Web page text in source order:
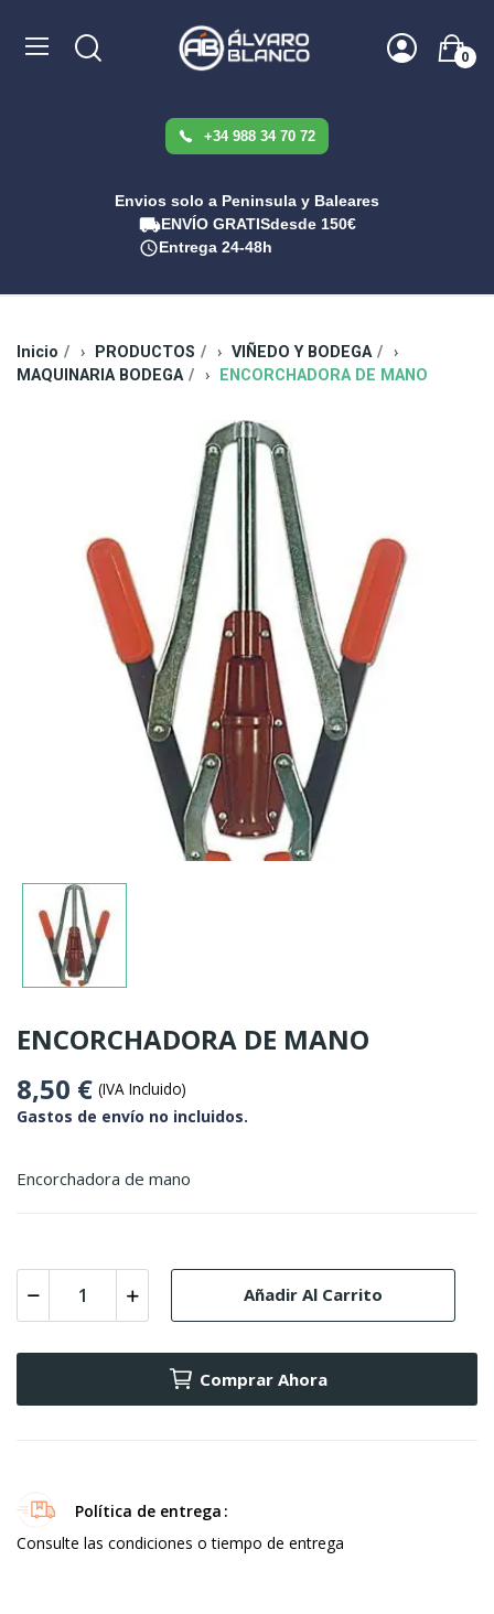
0
+34 988 34 70 72
Envios solo a Peninsula y Baleares
ENVÍO GRATISdesde 150€
Entrega 24-48h
Inicio PRODUCTOS
VIÑEDO Y BODEGA
MAQUINARIA BODEGA
ENCORCHADORA DE MANO
ENCORCHADORA DE MANO
8,50 € (IVA Incluido)
Gastos de envío no incluidos.
Encorchadora de mano
Añadir Al Carrito
Comprar Ahora
Política de entrega
Consulte las condiciones o tiempo de entrega